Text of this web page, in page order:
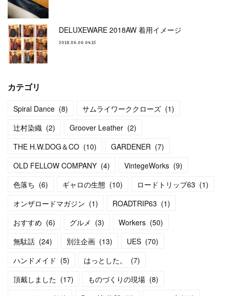
DELUXEWARE 2018AW 着用イメージ
2018.06.06 04:15
カテゴリ
Spiral Dance (8) サムライワーククローズ (1)
辻村染織 (2) Groover Leather (2)
THE H.W.DOG＆CO (10) GARDENER (7)
OLD FELLOW COMPANY (4) VintegeWorks (9)
色落ち (6) ギャロの生態 (10) ロードトリップ63 (1)
オンザロードマガジン (1) ROADTRIP63 (1)
おすすめ (6) グルメ (3) Workers (50)
無駄話 (24) 別注企画 (13) UES (70)
ハンドメイド (5) はっとした。 (7)
頂戴しました (17) ものづくりの現場 (8)